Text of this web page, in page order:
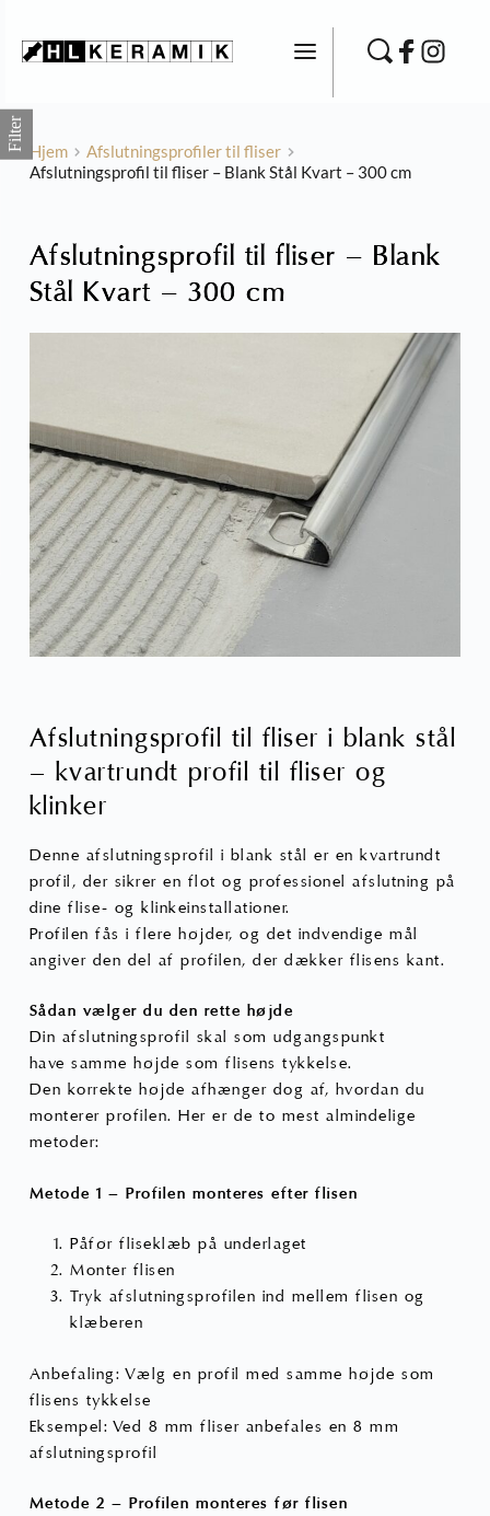
indhold
Hjem
Afslutningsprofiler til fliser
Afslutningsprofil til fliser – Blank Stål Kvart – 300 cm
Afslutningsprofil til fliser – Blank
Stål Kvart – 300 cm
Afslutningsprofil til fliser i blank stål
– kvartrundt profil til fliser og
klinker
Denne afslutningsprofil i blank stål er en kvartrundt
profil, der sikrer en flot og professionel afslutning på
dine flise- og klinkeinstallationer.
Profilen fås i flere højder, og det indvendige mål
angiver den del af profilen, der dækker flisens kant.
Sådan vælger du den rette højde
Din afslutningsprofil skal som udgangspunkt
have samme højde som flisens tykkelse.
Den korrekte højde afhænger dog af, hvordan du
monterer profilen. Her er de to mest almindelige
metoder:
Metode 1 – Profilen monteres efter flisen
Påfør fliseklæb på underlaget
Monter flisen
Tryk afslutningsprofilen ind mellem flisen og
klæberen
Anbefaling: Vælg en profil med samme højde som
flisens tykkelse
Eksempel: Ved 8 mm fliser anbefales en 8 mm
afslutningsprofil
Metode 2 – Profilen monteres før flisen
Filter
Brusesæt m. blandingsbatteri - Sort
TILFØJ